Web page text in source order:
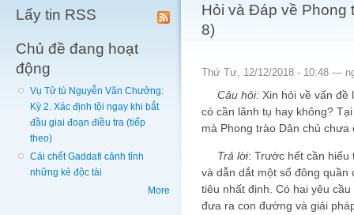
Lấy tin RSS
Chủ đề đang hoạt
động
Vụ Tử tù Nguyễn Văn Chưởng:
Kỳ 2. Xác định tội ngay khi bắt
đầu giai đoạn điều tra (tiếp
theo)
Cái chết Gaddafi cảnh tỉnh
những kẻ độc tài
More
You are here
Hỏi và Đáp về Phong
8)
Thứ Tư, 12/12/2018 - 10:48 —
Câu hỏi: Xin hỏi về vấn đề
có cần lãnh tụ hay không?
mà Phong trào Dân chủ chưa
Trả lời: Trước hết cần hiểu
và dẫn dắt một số đông quần
tiêu nhất định. Có hai yêu
đưa ra con đường và giải